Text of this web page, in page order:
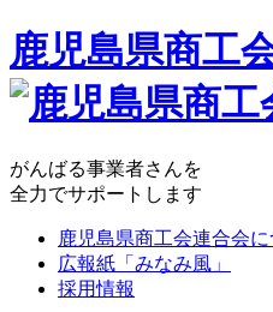
鹿児島県商工
がんばる事業者さんを
全力でサポートします
鹿児島県商工会連合会に
広報紙「みなみ風」
採用情報